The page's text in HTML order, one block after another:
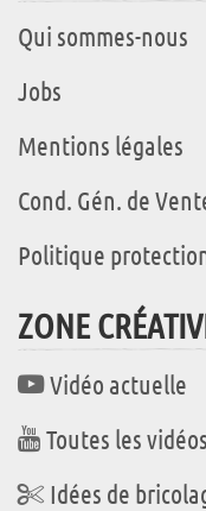
Qui sommes-nous
Jobs
Mentions légales
Cond. Gén. de
Politique
ZONE
Vidéo actuelle
Toutes les vidéos
Idées de